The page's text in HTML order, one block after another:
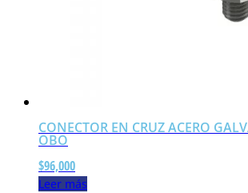
CONECTOR EN CRUZ ACERO
OBO
$96,000
Leer más